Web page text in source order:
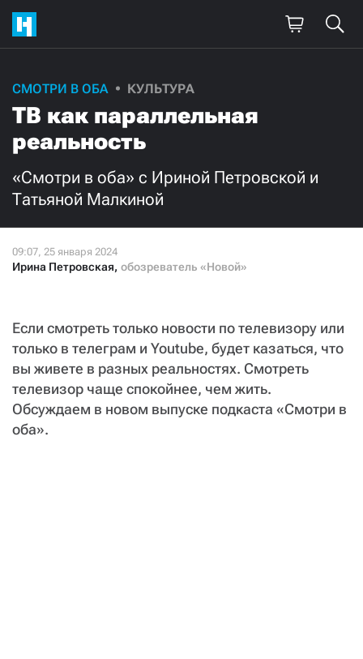
СМОТРИ В ОБА КУЛЬТУРА
ТВ как параллельная
реальность
«Смотри в оба» с Ириной Петровской и
Татьяной Малкиной
Ирина Петровская, обозреватель «Новой»
Если смотреть только новости по телевизору или
только в телеграм и Youtube, будет казаться, что
вы живете в разных реальностях. Смотреть
телевизор чаще спокойнее, чем жить.
Обсуждаем в новом выпуске подкаста «Смотри в
оба».